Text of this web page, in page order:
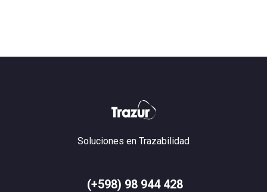
Soluciones en Trazabilidad
(+598) 98 944 428